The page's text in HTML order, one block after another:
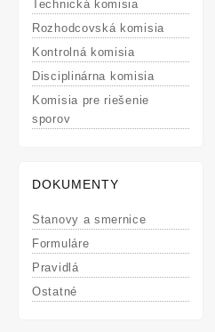
Technická komisia
Rozhodcovská komisia
Kontrolná komisia
Disciplinárna komisia
Komisia pre riešenie
sporov
DOKUMENTY
Stanovy a smernice
Formuláre
Pravidlá
Ostatné